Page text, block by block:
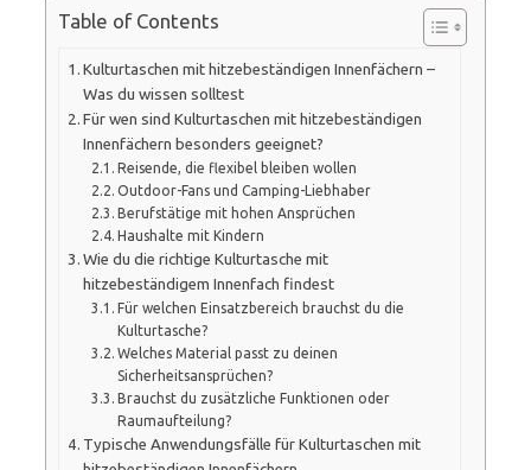
Table of Contents
Kulturtaschen mit hitzebeständigen Innenfächern –
Was du wissen solltest
Für wen sind Kulturtaschen mit hitzebeständigen
Innenfächern besonders geeignet?
Reisende, die flexibel bleiben wollen
Outdoor-Fans und Camping-Liebhaber
Berufstätige mit hohen Ansprüchen
Haushalte mit Kindern
Wie du die richtige Kulturtasche mit
hitzebeständigem Innenfach findest
Für welchen Einsatzbereich brauchst du die
Kulturtasche?
Welches Material passt zu deinen
Sicherheitsansprüchen?
Brauchst du zusätzliche Funktionen oder
Raumaufteilung?
Typische Anwendungsfälle für Kulturtaschen mit